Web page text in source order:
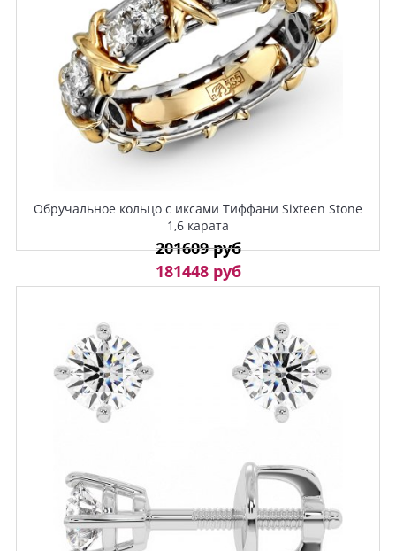
Обручальное кольцо с иксами Тиффани Sixteen Stone
1,6 карата
201609 руб
181448 руб